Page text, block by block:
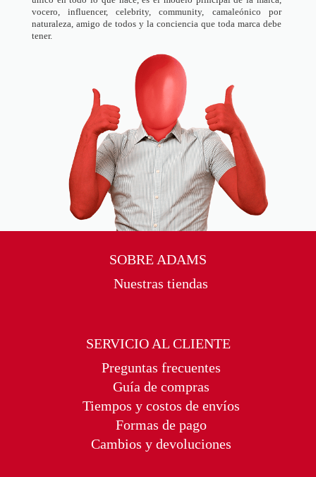
vocero, influencer, celebrity, community, camaleónico por
naturaleza, amigo de todos y la conciencia que toda marca debe
tener.
SOBRE ADAMS
Nuestras tiendas
SERVICIO AL CLIENTE
Preguntas frecuentes
Guía de compras
Tiempos y costos de envíos
Formas de pago
Cambios y devoluciones